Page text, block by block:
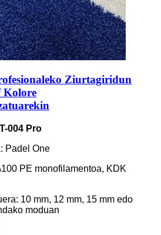
Ziurtagiridun
Kolore
004 Pro
Padel One
PE monofilamentoa, KDK
10 mm, 12 mm, 15 mm edo
moduan